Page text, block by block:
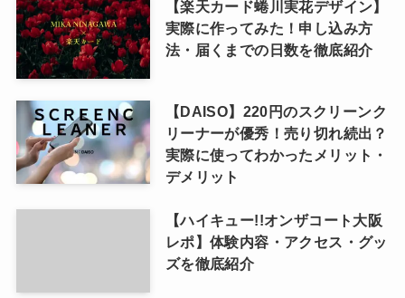
【楽天カード蜷川実花デザイン】
実際に作ってみた！申し込み方
法・届くまでの日数を徹底紹介
【DAISO】220円のスクリーンク
リーナーが優秀！売り切れ続出？
実際に使ってわかったメリット・
デメリット
【ハイキュー!!オンザコート大阪
レポ】体験内容・アクセス・グッ
ズを徹底紹介